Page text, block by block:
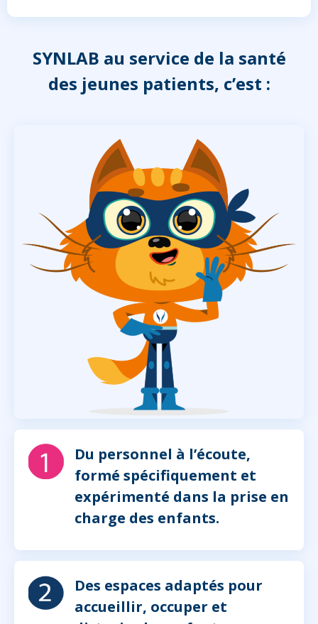
SYNLAB au service de la santé
des jeunes patients, c’est :
Du personnel à l’écoute,
formé spécifiquement et
expérimenté dans la prise en
charge des enfants.
Des espaces adaptés pour
accueillir, occuper et